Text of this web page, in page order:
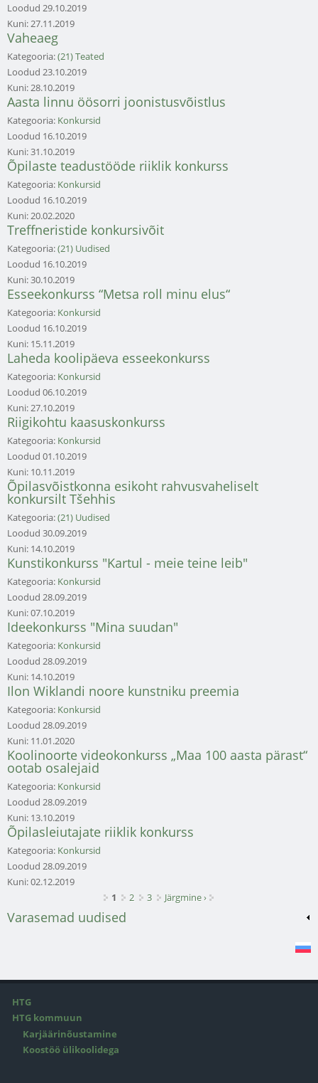
Loodud 29.10.2019
Kuni:27.11.2019
Vaheaeg
Kategooria:(21) Teated
Loodud 23.10.2019
Kuni:28.10.2019
Aasta linnu öösorri joonistusvõistlus
Kategooria: Konkursid
Loodud 16.10.2019
Kuni:31.10.2019
Õpilaste teadustööde riiklik konkurss
Kategooria: Konkursid
Loodud 16.10.2019
Kuni:20.02.2020
Treffneristide konkursivõit
Kategooria:(21) Uudised
Loodud 16.10.2019
Kuni:30.10.2019
Esseekonkurss “Metsa roll minu elus“
Kategooria: Konkursid
Loodud 16.10.2019
Kuni: 15.11.2019
Laheda koolipäeva esseekonkurss
Kategooria: Konkursid
Loodud 06.10.2019
Kuni:27.10.2019
Riigikohtu kaasuskonkurss
Kategooria: Konkursid
Loodud 01.10.2019
Kuni: 10.11.2019
Õpilasvõistkonna esikoht rahvusvaheliselt
konkursilt Tšehhis
Kategooria:(21) Uudised
Loodud 30.09.2019
Kuni: 14.10.2019
Kunstikonkurss "Kartul - meie teine leib"
Kategooria: Konkursid
Loodud 28.09.2019
Kuni:07.10.2019
Ideekonkurss "Mina suudan"
Kategooria: Konkursid
Loodud 28.09.2019
Kuni: 14.10.2019
Ilon Wiklandi noore kunstniku preemia
Kategooria: Konkursid
Loodud 28.09.2019
Kuni: 11.01.2020
Koolinoorte videokonkurss „Maa 100 aasta pärast“
ootab osalejaid
Kategooria: Konkursid
Loodud 28.09.2019
Kuni: 13.10.2019
Õpilasleiutajate riiklik konkurss
Kategooria: Konkursid
Loodud 28.09.2019
Kuni:02.12.2019
1 2 3 Järgmine ›
Varasemad uudised
HTG
HTG kommuun
Karjäärinõustamine
Koostöö ülikoolidega